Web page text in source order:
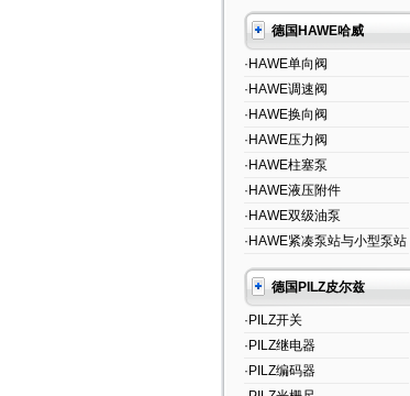
德国HAWE哈威
·HAWE单向阀
·HAWE调速阀
·HAWE换向阀
·HAWE压力阀
·HAWE柱塞泵
·HAWE液压附件
·HAWE双级油泵
·HAWE紧凑泵站与小型泵站
德国PILZ皮尔兹
·PILZ开关
·PILZ继电器
·PILZ编码器